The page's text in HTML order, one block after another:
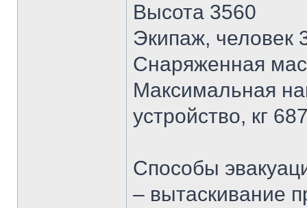
Высота 3560
Экипаж, человек
Снаряженная
Максимальная
устройство, кг
Способы
– вытаскивание